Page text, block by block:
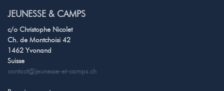
JEUNESSE & CAMPS
c/o Christophe Nicolet
Ch. de Montchoisi 42
1462 Yvonand
Suisse
contact@jeunesse-et-camps.ch